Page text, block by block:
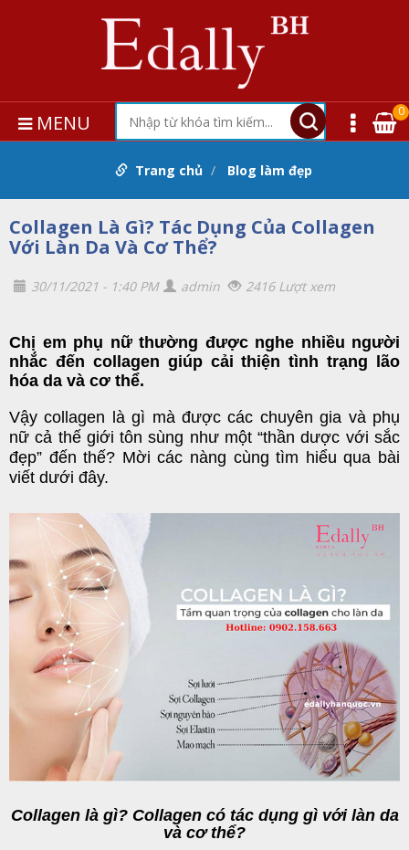
MENU 0
Trang chủ Blog làm đẹp
Collagen Là Gì? Tác Dụng Của Collagen
Với Làn Da Và Cơ Thể?
30/11/2021 - 1:40 PM admin 2416 Lượt xem
Chị em phụ nữ thường được nghe nhiều người
nhắc đến collagen giúp cải thiện tình trạng lão
hóa da và cơ thể.
Vậy collagen là gì mà được các chuyên gia và phụ
nữ cả thế giới tôn sùng như một “thần dược với sắc
đẹp” đến thế? Mời các nàng cùng tìm hiểu qua bài
viết dưới đây.
Collagen là gì? Collagen có tác dụng gì với làn da
và cơ thể?